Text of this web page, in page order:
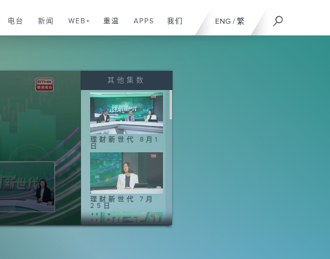
ENG / 繁
电台 新闻 WEB+ 重温 APPS 我们
其他集数
理财新世代 8月1
日
理财新世代 7月
25日